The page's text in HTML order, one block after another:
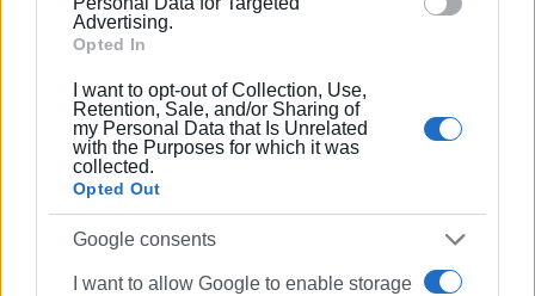
Advertising.
Opted In
I want to opt-out of Collection, Use,
Retention, Sale, and/or Sharing of
my Personal Data that Is Unrelated
with the Purposes for which it was
collected.
Opted Out
Google consents
I want to allow Google to enable storage